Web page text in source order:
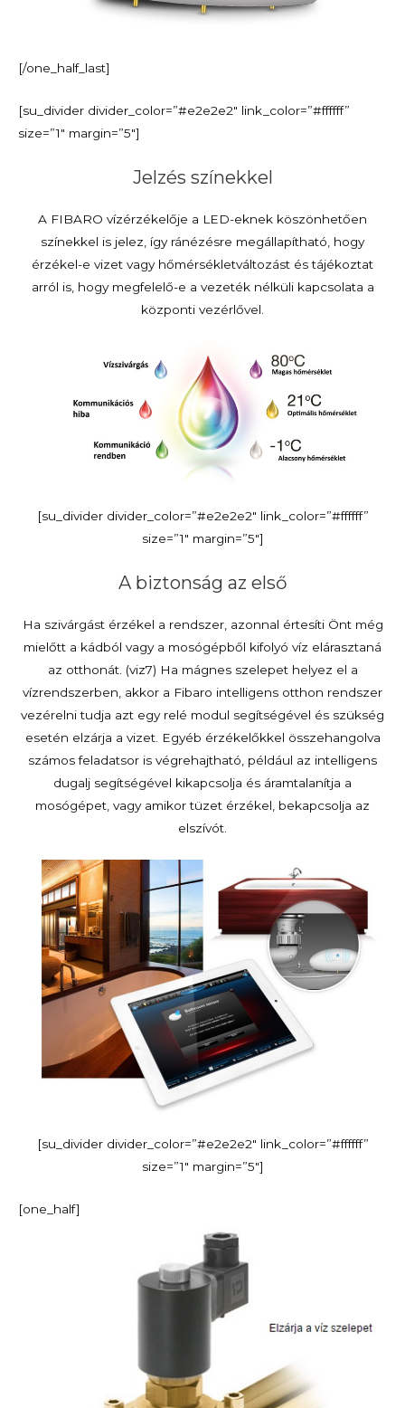
[/one_half_last]
[su_divider divider_color=”#e2e2e2″ link_color=”#ffffff”
size=”1″ margin=”5″]
Jelzés színekkel
A FIBARO vízérzékelője a LED-eknek köszönhetően
színekkel is jelez, így ránézésre megállapítható, hogy
érzékel-e vizet vagy hőmérsékletváltozást és tájékoztat
arról is, hogy megfelelő-e a vezeték nélküli kapcsolata a
központi vezérlővel.
[su_divider divider_color=”#e2e2e2″ link_color=”#ffffff”
size=”1″ margin=”5″]
A biztonság az első
Ha szivárgást érzékel a rendszer, azonnal értesíti Önt még
mielőtt a kádból vagy a mosógépből kifolyó víz elárasztaná
az otthonát. (viz7) Ha mágnes szelepet helyez el a
vízrendszerben, akkor a Fibaro intelligens otthon rendszer
vezérelni tudja azt egy relé modul segítségével és szükség
esetén elzárja a vizet. Egyéb érzékelőkkel összehangolva
számos feladatsor is végrehajtható, például az intelligens
dugalj segítségével kikapcsolja és áramtalanítja a
mosógépet, vagy amikor tüzet érzékel, bekapcsolja az
elszívót.
[su_divider divider_color=”#e2e2e2″ link_color=”#ffffff”
size=”1″ margin=”5″]
[one_half]